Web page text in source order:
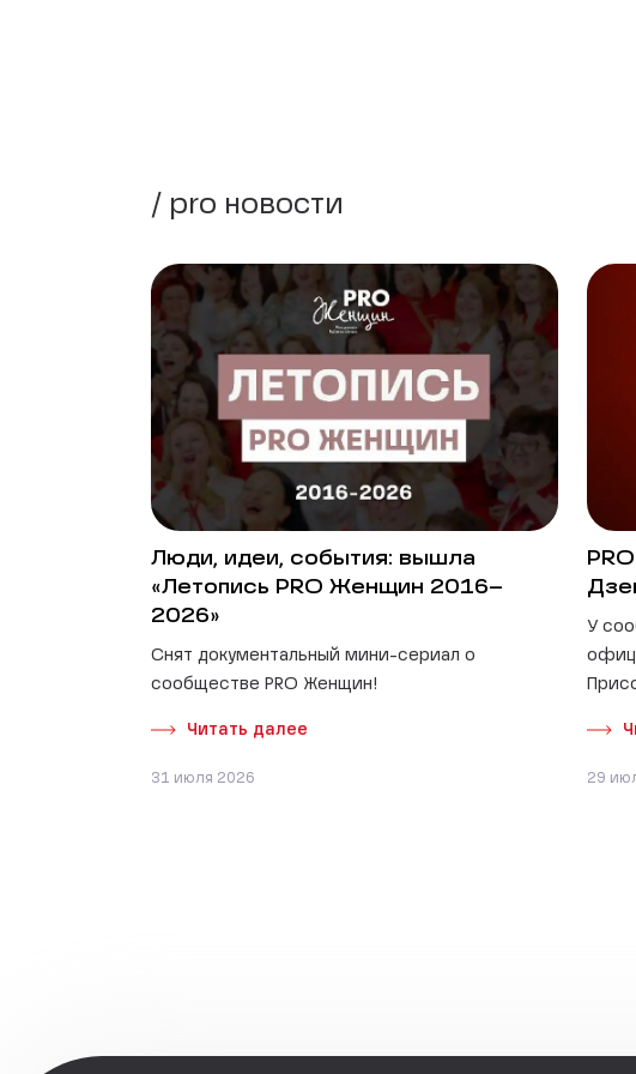
/ pro новости
Люди, идеи, события: вышла
«Летопись PRO Женщин 2016–
2026»
Снят документальный мини-сериал о
сообществе PRO Женщин!
Читать далее
31 июля 2026
У
29